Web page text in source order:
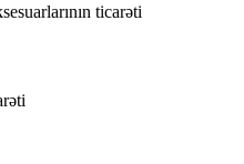
ticarəti